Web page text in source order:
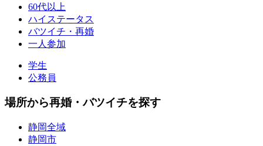
60代以上
ハイステータス
バツイチ・再婚
一人参加
学生
公務員
場所から再婚・バツイチを探す
静岡全域
静岡市